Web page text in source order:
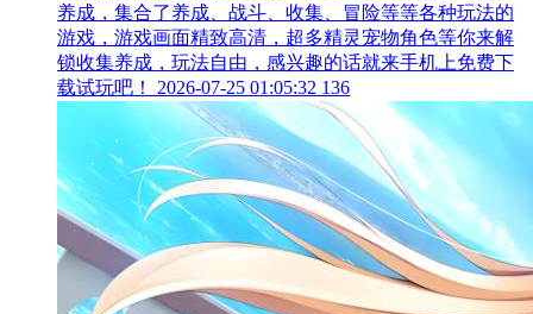
养成，集合了养成、战斗、收集、冒险等等各种玩法的
游戏，游戏画面精致高清，超多精灵宠物角色等你来解
锁收集养成，玩法自由，感兴趣的话就来手机上免费下
载试玩吧！
2026-07-25 01:05:32 136